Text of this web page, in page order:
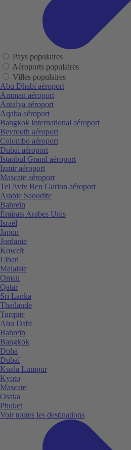
Pays populaires
Aéroports populaires
Villes populaires
Abu Dhabi aéroport
Amman aéroport
Antalya aéroport
Aqaba aéroport
Bangkok International aéroport
Beyrouth aéroport
Colombo aéroport
Dubai aéroport
Istanbul Grand aéroport
Izmir aéroport
Mascate aéroport
Tel Aviv Ben Gurion aéroport
Arabie Saoudite
Bahreïn
Émirats Arabes Unis
Israël
Japon
Jordanie
Koweït
Liban
Malaisie
Oman
Qatar
Sri Lanka
Thaïlande
Turquie
Abu Dabi
Bahreïn
Bangkok
Doha
Dubaï
Kuala Lumpur
Kyoto
Mascate
Osaka
Phuket
Voir toutes les destinations